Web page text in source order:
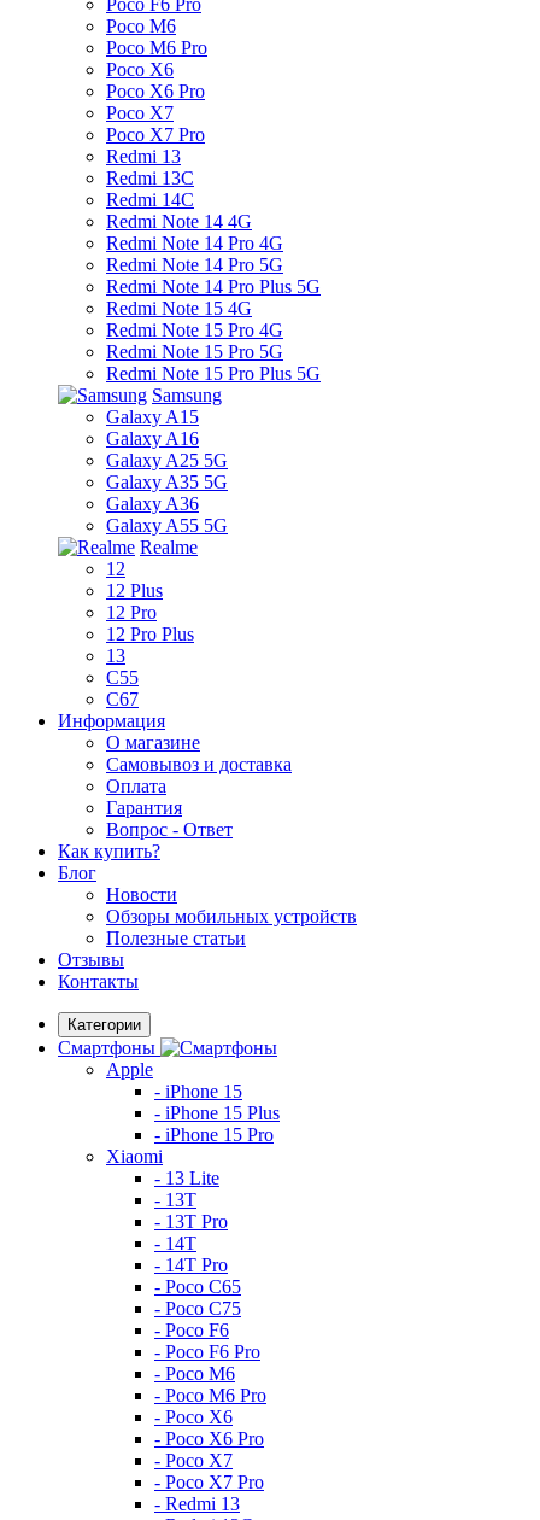
Poco F6 Pro
Poco M6
Poco M6 Pro
Poco X6
Poco X6 Pro
Poco X7
Poco X7 Pro
Redmi 13
Redmi 13C
Redmi 14C
Redmi Note 14 4G
Redmi Note 14 Pro 4G
Redmi Note 14 Pro 5G
Redmi Note 14 Pro Plus 5G
Redmi Note 15 4G
Redmi Note 15 Pro 4G
Redmi Note 15 Pro 5G
Redmi Note 15 Pro Plus 5G
Samsung
Galaxy A15
Galaxy A16
Galaxy A25 5G
Galaxy A35 5G
Galaxy A36
Galaxy A55 5G
Realme
12
12 Plus
12 Pro
12 Pro Plus
13
C55
C67
Информация
О магазине
Самовывоз и доставка
Оплата
Гарантия
Вопрос - Ответ
Как купить?
Блог
Новости
Обзоры мобильных устройств
Полезные статьи
Отзывы
Контакты
Категории
Смартфоны
Apple
- iPhone 15
- iPhone 15 Plus
- iPhone 15 Pro
Xiaomi
- 13 Lite
- 13T
- 13T Pro
- 14T
- 14T Pro
- Poco C65
- Poco C75
- Poco F6
- Poco F6 Pro
- Poco M6
- Poco M6 Pro
- Poco X6
- Poco X6 Pro
- Poco X7
- Poco X7 Pro
- Redmi 13